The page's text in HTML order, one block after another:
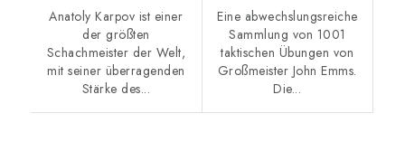
Anatoly Karpov ist einer
der größten
Schachmeister der Welt,
mit seiner überragenden
Stärke des...
Eine abwechslungsreiche
Sammlung von 1001
taktischen Übungen von
Großmeister John Emms.
Die...